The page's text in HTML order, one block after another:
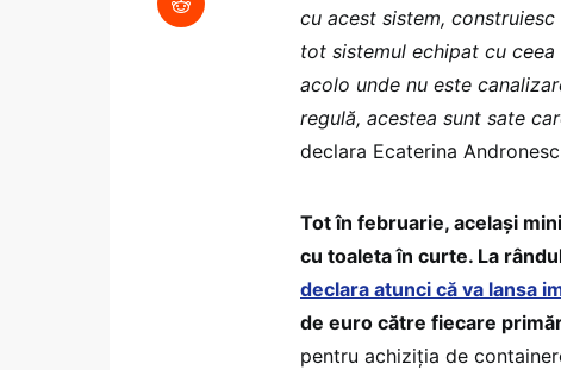
cu acest sistem,
tot sistemul echipat cu
acolo unde nu este
regulă, acestea sunt sate
declara Ecaterina
Tot în februarie, același
cu toaleta în curte. La
declara atunci că va lansa
de euro către fiecare
pentru achiziția de